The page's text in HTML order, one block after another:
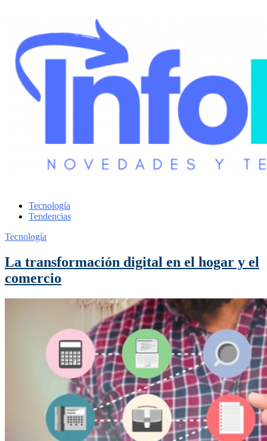
Tecnología
Tendencias
Tecnología
La transformación digital en el hogar y el
comercio